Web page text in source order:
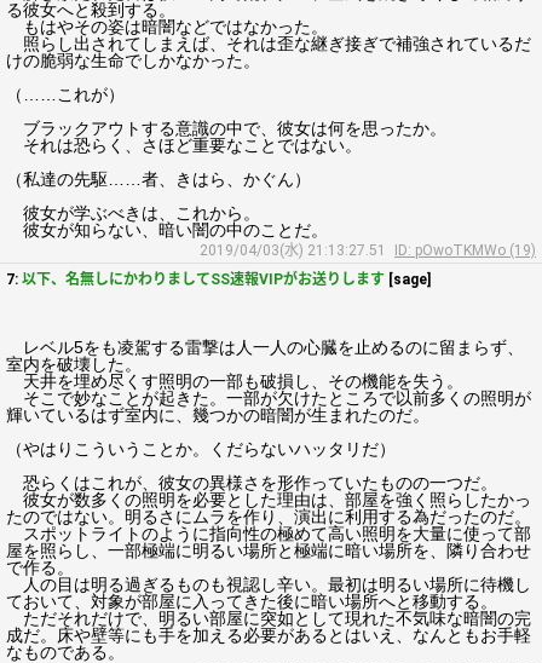
る彼女へと殺到する。
もはやその姿は暗闇などではなかった。
照らし出されてしまえば、それは歪な継ぎ接ぎで補強されているだ
けの脆弱な生命でしかなかった。
（……これが）
ブラックアウトする意識の中で、彼女は何を思ったか。
それは恐らく、さほど重要なことではない。
（私達の先駆……者、きはら、かぐん）
彼女が学ぶべきは、これから。
彼女が知らない、暗い闇の中のことだ。
2019/04/03(水) 21:13:27.51
ID: pOwoTKMWo (19)
7: 以下、名無しにかわりましてSS速報VIPがお送りします [sage]
レベル5をも凌駕する雷撃は人一人の心臓を止めるのに留まらず、
室内を破壊した。
天井を埋め尽くす照明の一部も破損し、その機能を失う。
そこで妙なことが起きた。一部が欠けたところで以前多くの照明が
輝いているはず室内に、幾つかの暗闇が生まれたのだ。
（やはりこういうことか。くだらないハッタリだ）
恐らくはこれが、彼女の異様さを形作っていたものの一つだ。
彼女が数多くの照明を必要とした理由は、部屋を強く照らしたかっ
たのではない。明るさにムラを作り、演出に利用する為だったのだ。
スポットライトのように指向性の極めて高い照明を大量に使って部
屋を照らし、一部極端に明るい場所と極端に暗い場所を、隣り合わせ
で作る。
人の目は明る過ぎるものも視認し辛い。最初は明るい場所に待機し
ておいて、対象が部屋に入ってきた後に暗い場所へと移動する。
ただそれだけで、明るい部屋に突如として現れた不気味な暗闇の完
成だ。床や壁等にも手を加える必要があるとはいえ、なんともお手軽
なものである。